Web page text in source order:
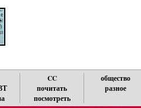
CC
почитать
посмотреть
общество
разное